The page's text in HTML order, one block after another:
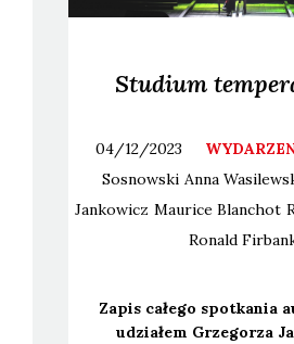
Studium
04/12/2023
Sosnowski Anna
Jankowicz Maurice Blanchot
Ronald
Zapis całe­go spo­tka­nia
udzia­łem Grze­go­rza